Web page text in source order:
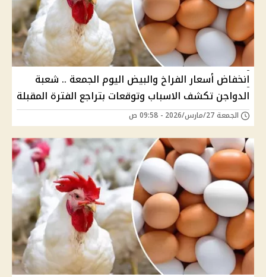
انخفاض أسعار الفراخ والبيض اليوم الجمعة .. شعبة
الدواجن تكشف الاسباب وتوقعات بتراجع الفترة المقبلة
الجمعة 27/مارس/2026 - 09:58 ص